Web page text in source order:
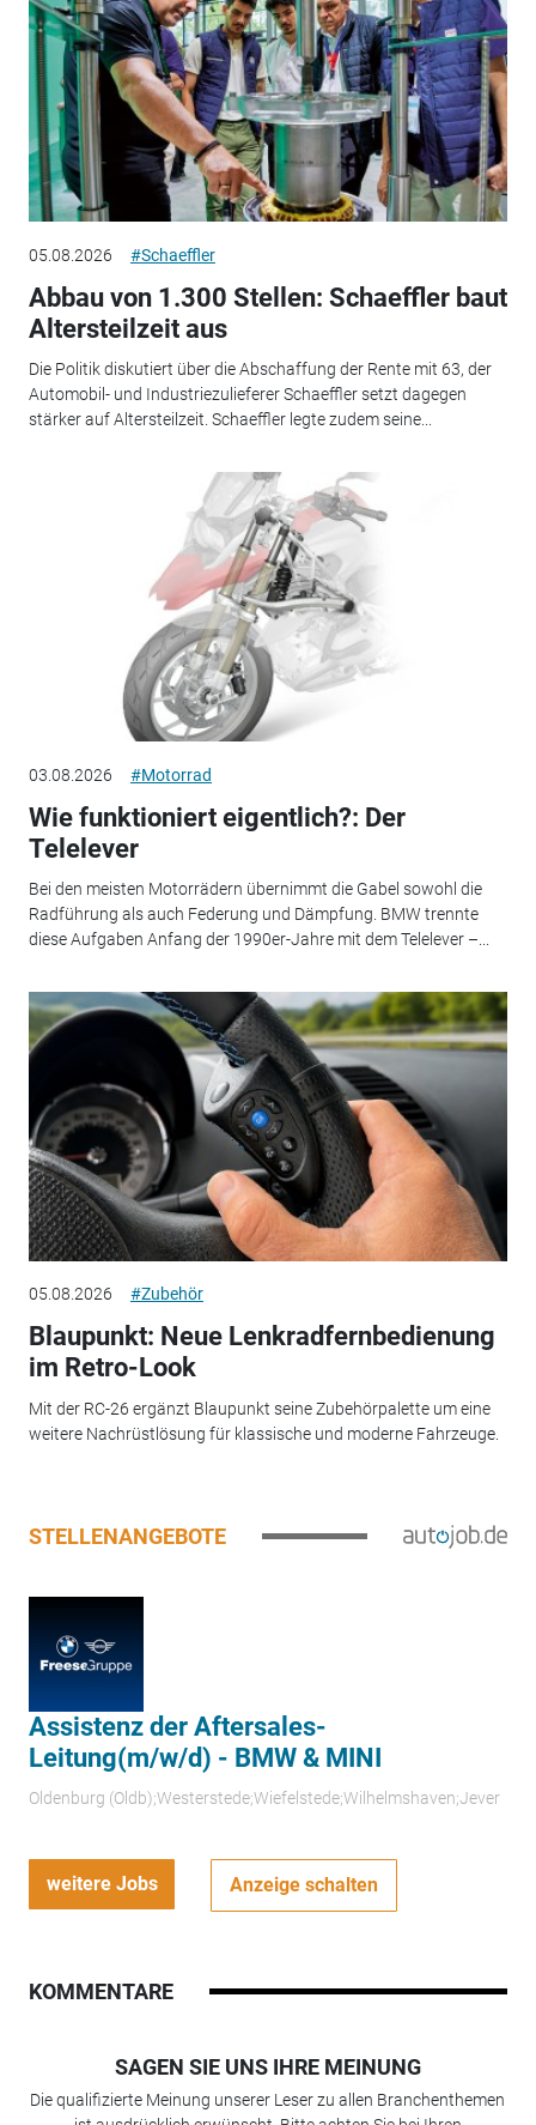
05.08.2026 #Schaeffler
Abbau von 1.300 Stellen: Schaeffler baut
Altersteilzeit aus
Die Politik diskutiert über die Abschaffung der Rente mit 63, der
Automobil- und Industriezulieferer Schaeffler setzt dagegen
stärker auf Altersteilzeit. Schaeffler legte zudem seine...
03.08.2026 #Motorrad
Wie funktioniert eigentlich?: Der
Telelever
Bei den meisten Motorrädern übernimmt die Gabel sowohl die
Radführung als auch Federung und Dämpfung. BMW trennte
diese Aufgaben Anfang der 1990er-Jahre mit dem Telelever –...
05.08.2026 #Zubehör
Blaupunkt: Neue Lenkradfernbedienung
im Retro-Look
Mit der RC-26 ergänzt Blaupunkt seine Zubehörpalette um eine
weitere Nachrüstlösung für klassische und moderne Fahrzeuge.
STELLENANGEBOTE
Assistenz der Aftersales-
Leitung(m/w/d) - BMW & MINI
Oldenburg (Oldb);Westerstede;Wiefelstede;Wilhelmshaven;Jever
weitere Jobs Anzeige schalten
KOMMENTARE
SAGEN SIE UNS IHRE MEINUNG
Die qualifizierte Meinung unserer Leser zu allen Branchenthemen